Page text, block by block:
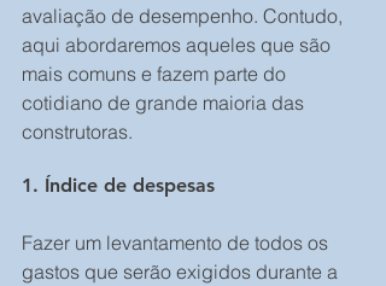
avaliação de desempenho. Contudo,
aqui abordaremos aqueles que são
mais comuns e fazem parte do
cotidiano de grande maioria das
construtoras.
1. Índice de despesas
Fazer um levantamento de todos os
gastos que serão exigidos durante a